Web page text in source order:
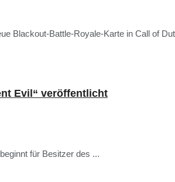
Blackout-Battle-Royale-Karte in Call of
Evil“ veröffentlicht
für Besitzer des ...